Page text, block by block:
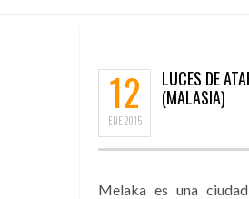
12
ENE2015
LUCES DE
(MALASIA)
Melaka es una